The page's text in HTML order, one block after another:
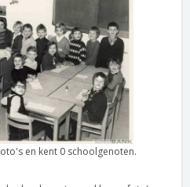
en kent 0 schoolgenoten.